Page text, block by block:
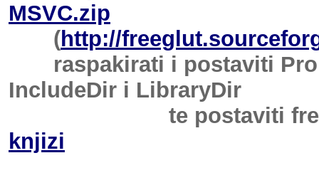
MSVC.zip
(http://
raspakirati i postaviti
IncludeDir i LibraryDir
te postaviti freeglut.dl
knjizi